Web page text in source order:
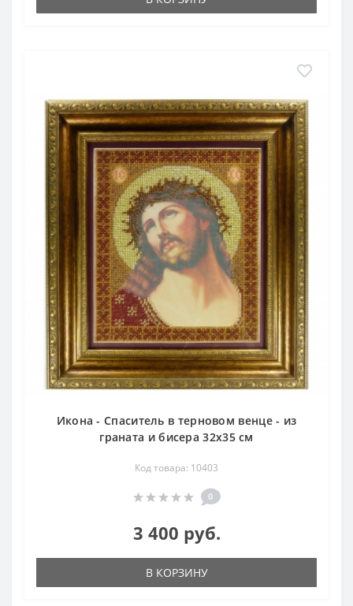
Икона - Спаситель в терновом венце - из
граната и бисера 32х35 см
Код товара: 10403
0
3 400 руб.
В КОРЗИНУ